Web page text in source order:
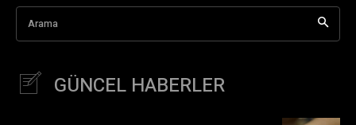
Arama
GÜNCEL HABERLER